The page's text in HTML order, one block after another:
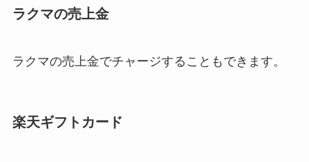
ラクマの売上金
ラクマの売上金でチャージすることもできます。
楽天ギフトカード